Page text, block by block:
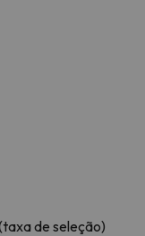
de seleção)